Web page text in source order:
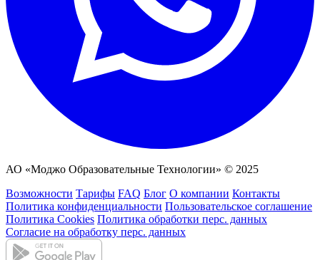
АО «Моджо Образовательные Технологии» © 2025
Возможности Тарифы FAQ Блог О компании Контакты
Политика конфиденциальности Пользовательское соглашение
Политика Cookies Политика обработки перс. данных
Согласие на обработку перс. данных